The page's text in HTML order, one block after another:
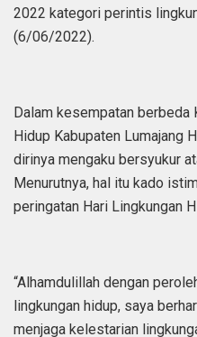
2022 kategori perintis
(6/06/2022).
Dalam kesempatan berbeda
Hidup Kabupaten Lumajang
dirinya mengaku bersyukur
Menurutnya, hal itu kado
peringatan Hari Lingkungan
“Alhamdulillah dengan
lingkungan hidup, saya
menjaga kelestarian